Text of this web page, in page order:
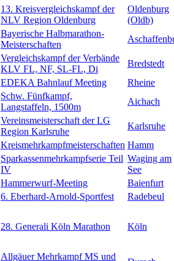
13. Kreisvergleichskampf der
NLV Region Oldenburg
Oldenburg
(Oldb)
Bayerische Halbmarathon-
Meisterschaften
Vergleichskampf der Verbände
KLV FL, NF, SL-FL, Di
Bredstedt
EDEKA Bahnlauf Meeting
Rheine
Schw. Fünfkampf,
Langstaffeln, 1500m
Aichach
Vereinsmeisterschaft der LG
Region Karlsruhe
Karlsruhe
Kreismehrkampfmeisterschaften Hamm
Sparkassenmehrkampfserie Teil
IV
Waging am
See
Hammerwurf-Meeting
Baienfurt
6. Eberhard-Arnold-Sportfest Radebeul
28. Generali Köln Marathon Köln
Allgäuer Mehrkampf MS und